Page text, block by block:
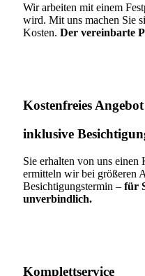
Wir arbeiten mit einem
wird. Mit uns machen Sie
Kosten. Der vereinbarte
Kostenfreies Angebot
inklusive
Sie erhalten von uns einen
ermitteln wir bei größeren
Besichtigungstermin – für
unverbindlich.
Komplettservice​